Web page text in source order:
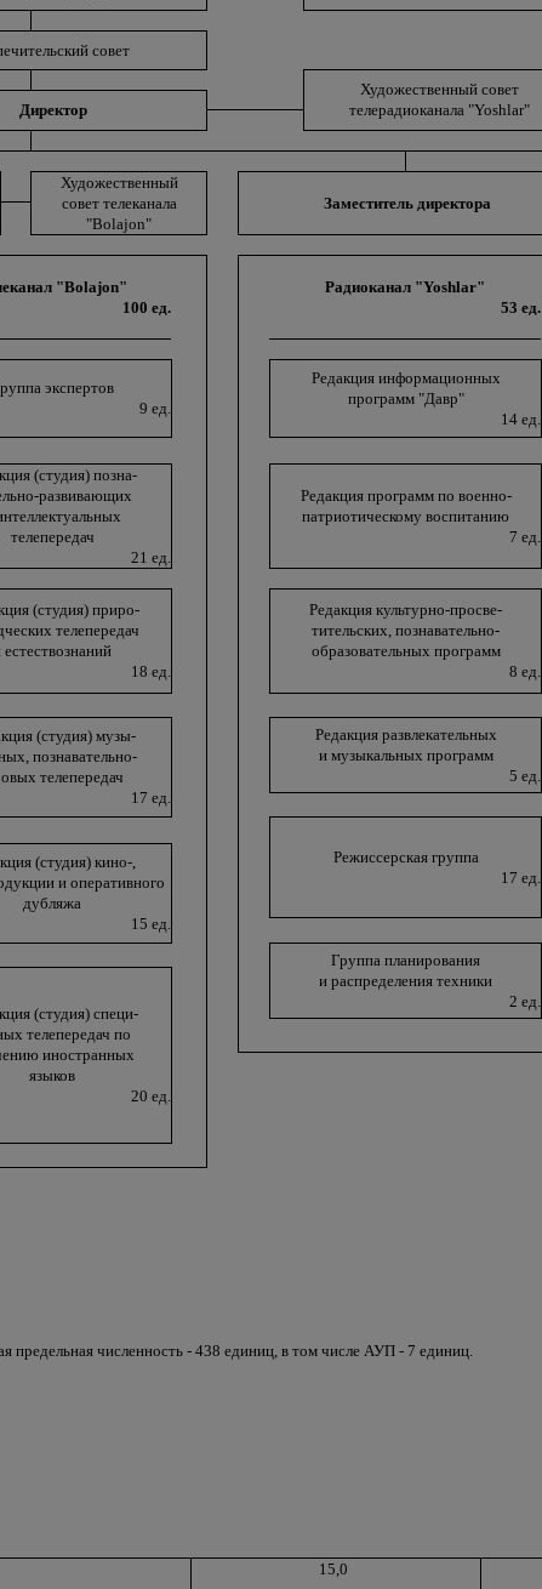
совет
Художественный совет
телерадиоканала "Yoshlar"
Директор
Художественный
совет телеканала
"Bolajon"
Заместитель директора
"Bolajon"
100 ед.
Радиоканал "Yoshlar"
53 ед.
экспертов
9 ед.
Редакция информационных
программ "Давр"
14 ед.
(студия) позна-
развивающих
телепередач
21 ед.
Редакция программ по военно-
патриотическому воспитанию
7 ед.
(студия) приро-
телепередач
естествознаний
18 ед.
Редакция культурно-просве-
тительских, познавательно-
образовательных программ
8 ед.
(студия) музы-
познавательно-
телепередач
17 ед.
Редакция развлекательных
и музыкальных программ
5 ед.
Режиссерская группа
17 ед.
(студия) кино-,
и оперативного
дубляжа
15 ед.
Группа планирования
и распределения техники
2 ед.
(студия) специ-
телепередач по
иностранных
языков
20 ед.
предельная численность - 438 единиц, в том числе АУП - 7 единиц.
15,0